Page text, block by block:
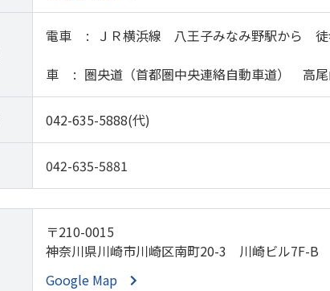
電車
ＪＲ横浜線 八王子みなみ野駅から
車
圏央道（首都圏中央連絡自動車道） 高
042-635-5888(代)
042-635-5881
〒210-0015
神奈川県川崎市川崎区南町20-3 川崎ビル7F-B
Google Map